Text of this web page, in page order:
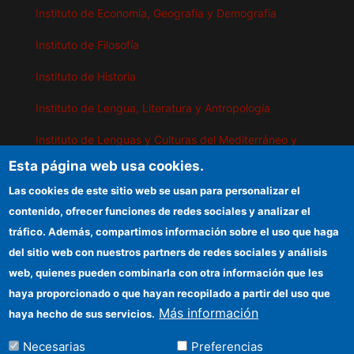
Instituto de Economía, Geografía y Demografía
Instituto de Filosofía
Instituto de Historia
Instituto de Lengua, Literatura y Antropología
Instituto de Lenguas y Culturas del Mediterráneo y
Instituto de Políticas y Bienes Públicos
IEGD
Sede electrónica CSIC
Organismos financiadores
Información para proveedores
Esta página web usa cookies.
Las cookies de este sitio web se usan para personalizar el
contenido, ofrecer funciones de redes sociales y analizar el
tráfico. Además, compartimos información sobre el uso que haga
del sitio web con nuestros partners de redes sociales y análisis
web, quienes pueden combinarla con otra información que les
haya proporcionado o que hayan recopilado a partir del uso que
haya hecho de sus servicios. Más información
Necesarias Preferencias